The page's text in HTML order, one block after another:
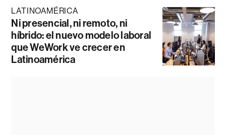
LATINOAMÉRICA
Ni presencial, ni remoto, ni
híbrido: el nuevo modelo laboral
que WeWork ve crecer en
Latinoamérica